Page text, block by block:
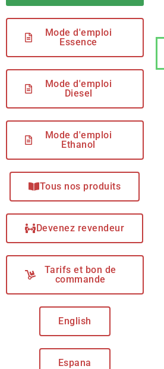
Mode d'emploi
Essence
Mode d'emploi
Diesel
Mode d'emploi
Ethanol
Tous nos produits
Devenez revendeur
Tarifs et bon de
commande
English
Espana